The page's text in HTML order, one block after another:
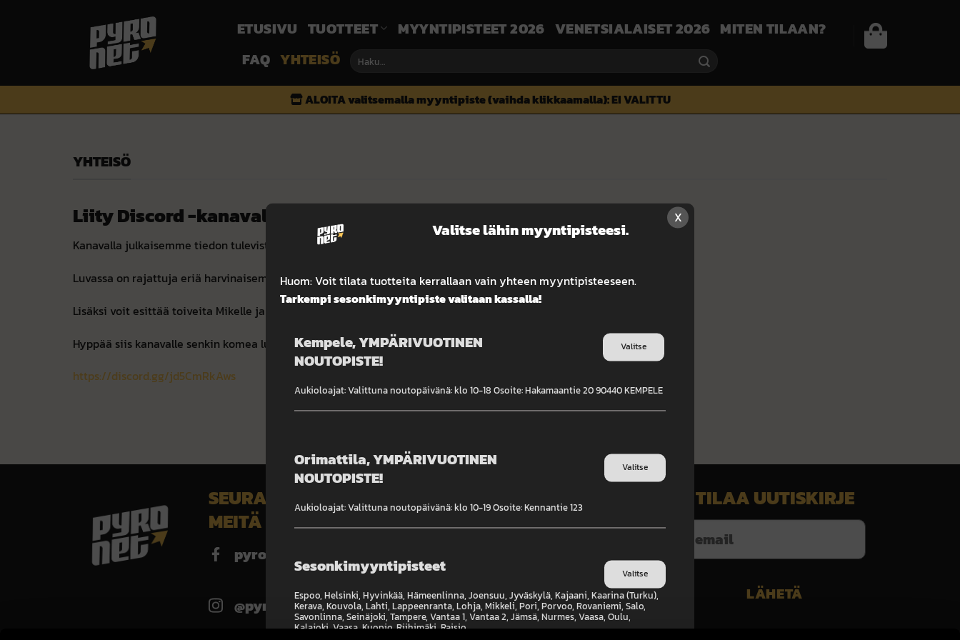
ETUSIVU TUOTTEET MYYNTIPISTEET 2026 VENETSIALAISET 2026 MITEN TILAAN?
FAQ YHTEISÖ
ALOITA valitsemalla myyntipiste (vaihda klikkaamalla):EI VALITTU
YHTEISÖ
Liity Discord -kanavalle
Kanavalla julkaisemme tiedon tulevista erikoiseristä ensimmäisenä!
Luvassa on rajattuja eriä harvinaisempia tuotteita nopeimmille. Näitä ei riitä tiskille, eikä edes kaikille verkkotilaajille…
Lisäksi voit esittää toiveita Mikelle ja Teukalle ja käydä keskustelua ilotulitteista kanavalla.
Hyppää siis kanavalle senkin komea lurjus. Se ei maksa mitään.
https://discord.gg/jd5CmRkAws
SEURAA
MEITÄ
pyronet.fi
@pyronet.fi
OMA TILI
Tilaukset
Omat tiedot
TIETOA
Usein kysytyt kysymykset
Tilaus- ja toimitusehdot
Tietoa meistä
Tietosuojaseloste
TILAA UUTISKIRJE
X
Valitse lähin myyntipisteesi.
Huom: Voit tilata tuotteita kerrallaan vain yhteen myyntipisteeseen.
Tarkempi sesonkimyyntipiste valitaan kassalla!
Kempele, YMPÄRIVUOTINEN
NOUTOPISTE!
Aukioloajat: Valittuna noutopäivänä: klo 10-18 Osoite: Hakamaantie 20 90440 KEMPELE
Valitse
Orimattila, YMPÄRIVUOTINEN
NOUTOPISTE!
Aukioloajat: Valittuna noutopäivänä: klo 10-19 Osoite: Kennantie 123
Valitse
Sesonkimyyntipisteet
Espoo, Helsinki, Hyvinkää, Hämeenlinna, Joensuu, Jyväskylä, Kajaani, Kaarina (Turku),
Kerava, Kouvola, Lahti, Lappeenranta, Lohja, Mikkeli, Pori, Porvoo, Rovaniemi, Salo,
Savonlinna, Seinäjoki, Tampere, Vantaa 1, Vantaa 2, Jämsä, Nurmes, Vaasa, Oulu,
Kalajoki, Vaasa, Kuopio, Riihimäki, Raisio
Valitse